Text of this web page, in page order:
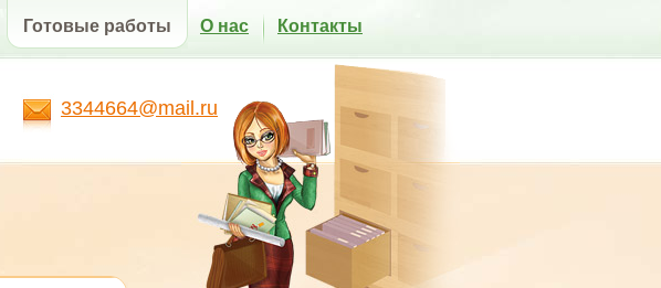
3344664@mail.ru
Готовые работы О нас Контакты